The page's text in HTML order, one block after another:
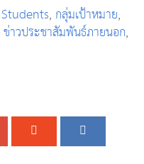
Students, กลุ่มเป้าหมาย,
ข่าวประชาสัมพันธ์ภายนอก,